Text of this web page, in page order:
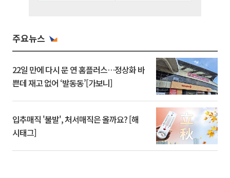
주요뉴스
22일 만에 다시 문 연 홈플러스…정상화 바
쁜데 재고 없어 ‘발동동’[가보니]
입추매직 '불발', 처서매직은 올까요? [해
시태그]